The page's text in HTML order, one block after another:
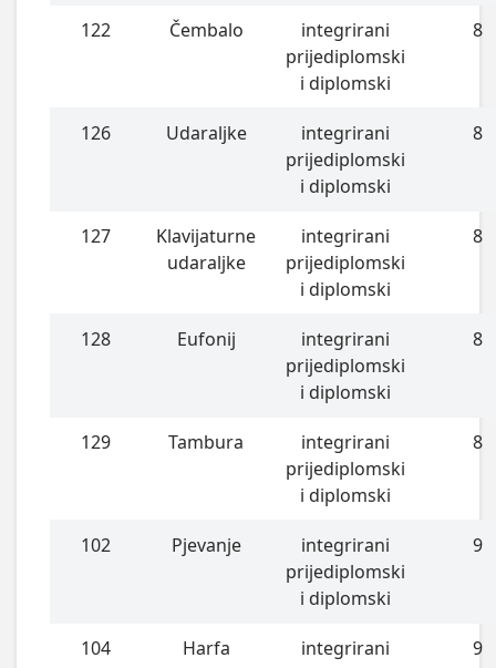
122 Čembalo
integrirani
prijediplomski
i diplomski
8
126 Udaraljke
integrirani
prijediplomski
i diplomski
8
127
Klavijaturne
udaraljke
integrirani
prijediplomski
i diplomski
8
128 Eufonij
integrirani
prijediplomski
i diplomski
8
129 Tambura
integrirani
prijediplomski
i diplomski
8
102 Pjevanje
integrirani
prijediplomski
i diplomski
9
104 Harfa
integrirani
9